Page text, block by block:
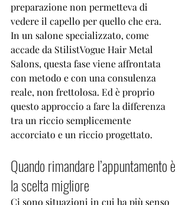
preparazione non permetteva di
vedere il capello per quello che era.
In un salone specializzato, come
accade da StilistVogue Hair Metal
Salons, questa fase viene affrontata
con metodo e con una consulenza
reale, non frettolosa. Ed è proprio
questo approccio a fare la differenza
tra un riccio semplicemente
accorciato e un riccio progettato.
Quando rimandare l’appuntamento è
la scelta migliore
Ci sono situazioni in cui ha più senso